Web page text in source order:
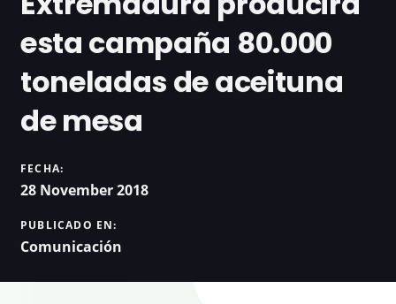
esta campaña 80.000
toneladas de aceituna
de mesa
FECHA:
28 November 2018
PUBLICADO EN:
Comunicación